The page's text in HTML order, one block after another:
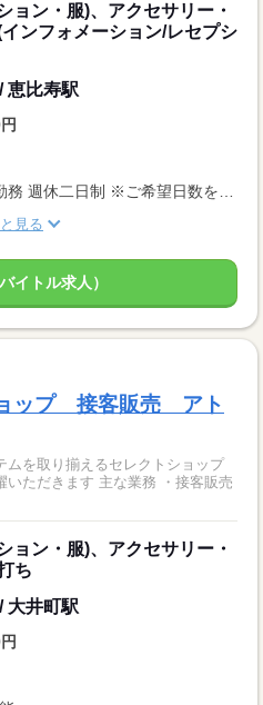
ョン・服)、アクセサリー・
ンフォメーション/レセプシ
恵比寿駅
シフト制：週3日〜週5日勤務 週休二日制 ※ご希望日数をお伝えください◎ ※希望休提出可能、お休みご相談ください！
見る
イトル求人）
ップ 接客販売 アト
ムを取り揃えるセレクトショップ
いただきます 主な業務 ・接客販売
ョン・服)、アクセサリー・
ち
大井町駅